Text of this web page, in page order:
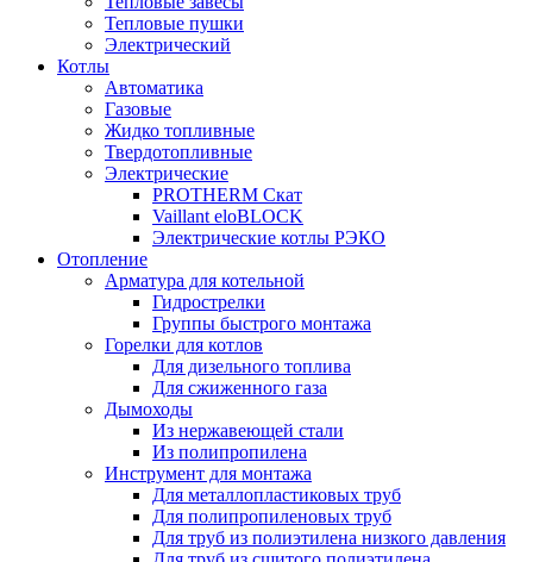
Тепловые пушки
Электрический
Котлы
Автоматика
Газовые
Жидко топливные
Твердотопливные
Электрические
PROTHERM Скат
Vaillant eloBLOCK
Электрические котлы РЭКО
Отопление
Арматура для котельной
Гидрострелки
Группы быстрого монтажа
Горелки для котлов
Для дизельного топлива
Для сжиженного газа
Дымоходы
Из нержавеющей стали
Из полипропилена
Инструмент для монтажа
Для металлопластиковых труб
Для полипропиленовых труб
Для труб из полиэтилена низкого давления